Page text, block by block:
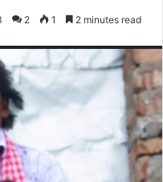
2 1 2 minutes read